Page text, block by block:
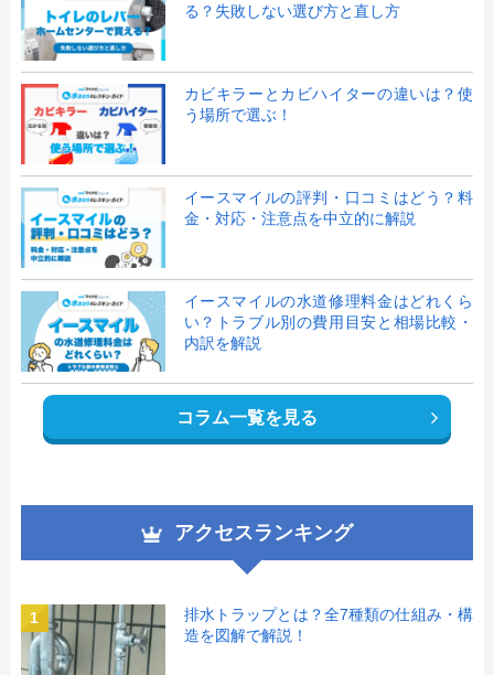
る？失敗しない選び方と直し方
カビキラーとカビハイターの違いは？使
う場所で選ぶ！
イースマイルの評判・口コミはどう？料
金・対応・注意点を中立的に解説
イースマイルの水道修理料金はどれくら
い？トラブル別の費用目安と相場比較・
内訳を解説
コラム一覧を見る
アクセスランキング
1
排水トラップとは？全7種類の仕組み・構
造を図解で解説！